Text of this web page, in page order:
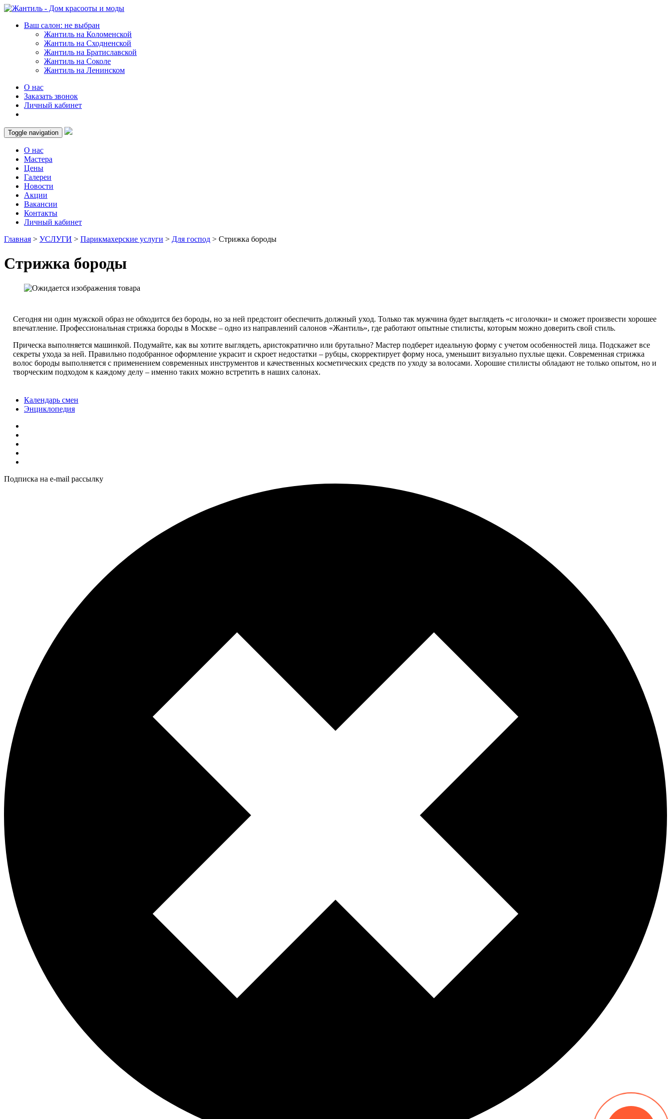
Ваш салон: не выбран
Жантиль на Коломенской
Жантиль на Сходненской
Жантиль на Братиславской
Жантиль на Соколе
Жантиль на Ленинском
О нас
Заказать звонок
Личный кабинет
Toggle navigation
О нас
Мастера
Цены
Галереи
Новости
Акции
Вакансии
Контакты
Личный кабинет
Главная > УСЛУГИ > Парикмахерские услуги > Для господ > Стрижка бороды
Стрижка бороды
Сегодня ни один мужской образ не обходится без бороды, но за ней предстоит обеспечить должный уход. Только так мужчина будет выглядеть «с иголочки» и сможет произвести хорошее
впечатление. Профессиональная стрижка бороды в Москве – одно из направлений салонов «Жантиль», где работают опытные стилисты, которым можно доверить свой стиль.
Прическа выполняется машинкой. Подумайте, как вы хотите выглядеть, аристократично или брутально? Мастер подберет идеальную форму с учетом особенностей лица. Подскажет все
секреты ухода за ней. Правильно подобранное оформление украсит и скроет недостатки – рубцы, скорректирует форму носа, уменьшит визуально пухлые щеки. Современная стрижка
волос бороды выполняется с применением современных инструментов и качественных косметических средств по уходу за волосами. Хорошие стилисты обладают не только опытом, но и
творческим подходом к каждому делу – именно таких можно встретить в наших салонах.
Календарь смен
Энциклопедия
Подписка на e-mail рассылку